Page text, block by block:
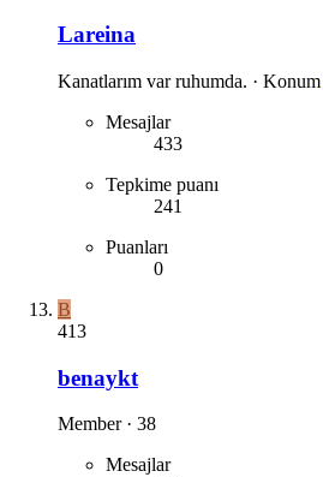
Lareina
Kanatlarım var ruhumda. · Konum
Mesajlar
433
Tepkime puanı
241
Puanları
0
B
413
benaykt
Member · 38
Mesajlar